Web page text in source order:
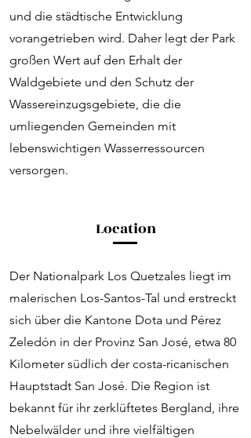
und die städtische Entwicklung
vorangetrieben wird. Daher legt der Park
großen Wert auf den Erhalt der
Waldgebiete und den Schutz der
Wassereinzugsgebiete, die die
umliegenden Gemeinden mit
lebenswichtigen Wasserressourcen
versorgen.
Location
Der Nationalpark Los Quetzales liegt im
malerischen Los-Santos-Tal und erstreckt
sich über die Kantone Dota und Pérez
Zeledón in der Provinz San José, etwa 80
Kilometer südlich der costa-ricanischen
Hauptstadt San José. Die Region ist
bekannt für ihr zerklüftetes Bergland, ihre
Nebelwälder und ihre vielfältigen